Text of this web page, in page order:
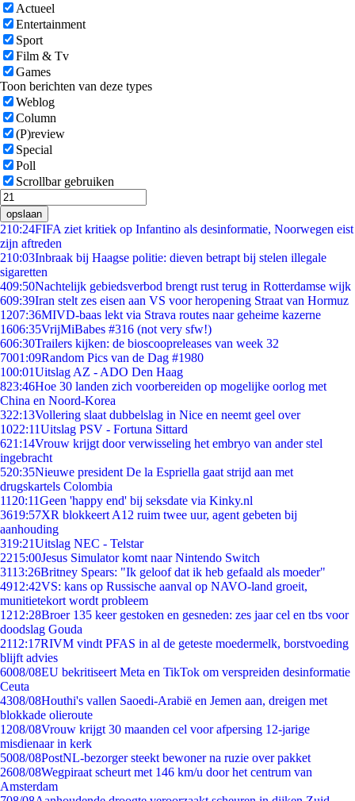
Actueel
Entertainment
Sport
Film & Tv
Games
Toon berichten van deze types
Weblog
Column
(P)review
Special
Poll
Scrollbar gebruiken
opslaan
210:24FIFA ziet kritiek op Infantino als desinformatie, Noorwegen eist
zijn aftreden
210:03Inbraak bij Haagse politie: dieven betrapt bij stelen illegale
sigaretten
409:50Nachtelijk gebiedsverbod brengt rust terug in Rotterdamse wijk
609:39Iran stelt zes eisen aan VS voor heropening Straat van Hormuz
1207:36MIVD-baas lekt via Strava routes naar geheime kazerne
1606:35VrijMiBabes #316 (not very sfw!)
606:30Trailers kijken: de bioscoopreleases van week 32
7001:09Random Pics van de Dag #1980
100:01Uitslag AZ - ADO Den Haag
823:46Hoe 30 landen zich voorbereiden op mogelijke oorlog met
China en Noord-Korea
322:13Vollering slaat dubbelslag in Nice en neemt geel over
1022:11Uitslag PSV - Fortuna Sittard
621:14Vrouw krijgt door verwisseling het embryo van ander stel
ingebracht
520:35Nieuwe president De la Espriella gaat strijd aan met
drugskartels Colombia
11 20:11Geen 'happy end' bij seksdate via Kinky.nl
3619:57XR blokkeert A12 ruim twee uur, agent gebeten bij
aanhouding
319:21Uitslag NEC - Telstar
2215:00Jesus Simulator komt naar Nintendo Switch
3113:26Britney Spears: "Ik geloof dat ik heb gefaald als moeder"
4912:42VS: kans op Russische aanval op NAVO-land groeit,
munitietekort wordt probleem
1212:28Broer 135 keer gestoken en gesneden: zes jaar cel en tbs voor
doodslag Gouda
2112:17RIVM vindt PFAS in al de geteste moedermelk, borstvoeding
blijft advies
6008/08EU bekritiseert Meta en TikTok om verspreiden desinformatie
Ceuta
4308/08Houthi's vallen Saoedi-Arabië en Jemen aan, dreigen met
blokkade olieroute
1208/08Vrouw krijgt 30 maanden cel voor afpersing 12-jarige
misdienaar in kerk
5008/08PostNL-bezorger steekt bewoner na ruzie over pakket
2608/08Wegpiraat scheurt met 146 km/u door het centrum van
Amsterdam